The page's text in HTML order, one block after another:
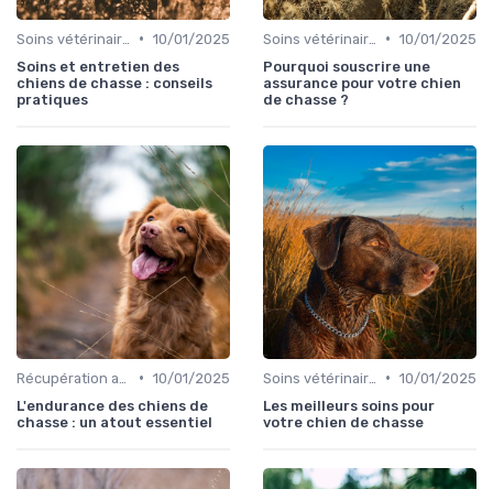
• 10/01/2025
Soins et entretien des
chiens de chasse : conseils
pratiques
• 10/01/2025
Pourquoi souscrire une
assurance pour votre chien
de chasse ?
• 10/01/2025
L'endurance des chiens de
chasse : un atout essentiel
• 10/01/2025
Les meilleurs soins pour
votre chien de chasse